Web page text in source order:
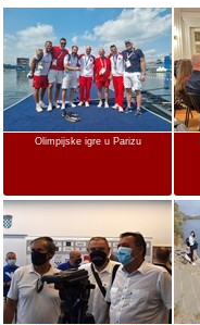
Olimpijske igre u Parizu